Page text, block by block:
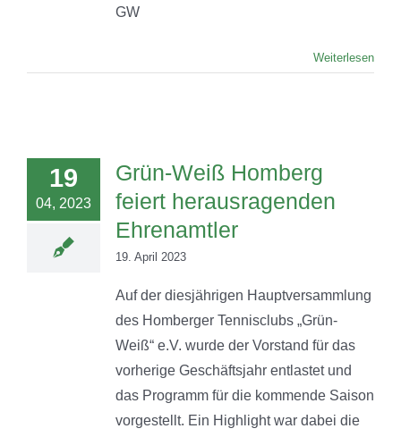
GW
Weiterlesen
19
04, 2023
Grün-Weiß Homberg
feiert herausragenden
Ehrenamtler
19. April 2023
Auf der diesjährigen Hauptversammlung
des Homberger Tennisclubs „Grün-
Weiß“ e.V. wurde der Vorstand für das
vorherige Geschäftsjahr entlastet und
das Programm für die kommende Saison
vorgestellt. Ein Highlight war dabei die